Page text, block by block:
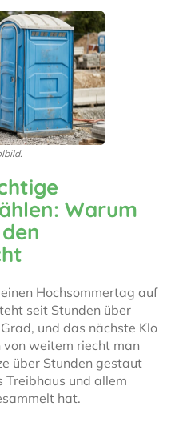
Warum
Hochsommertag auf
seit Stunden über
und das nächste Klo
von weitem riecht man
über Stunden gestaut
Treibhaus und allem
hat.